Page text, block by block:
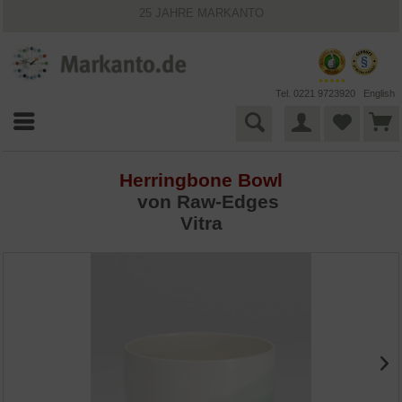
25 JAHRE MARKANTO
VIELFÄLTIGE ZAHLUNGSMÖGLICHKEITEN
BESTPRICE-GARANTIE
Tel. 0221 9723920 English
Herringbone Bowl
von Raw-Edges
Vitra